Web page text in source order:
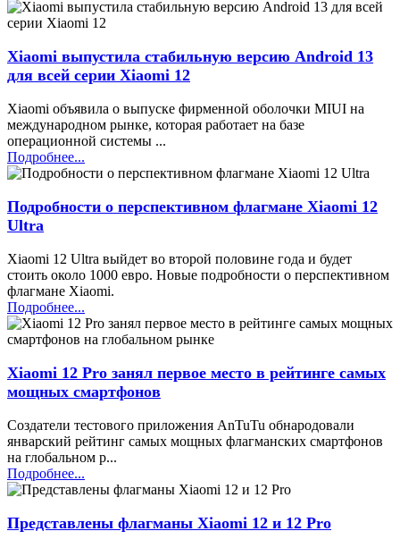
Xiaomi выпустила стабильную версию Android 13
для всей серии Xiaomi 12
Xiaomi объявила о выпуске фирменной оболочки MIUI на
международном рынке, которая работает на базе
операционной системы ...
Подробнее...
Подробности о перспективном флагмане Xiaomi 12
Ultra
Xiaomi 12 Ultra выйдет во второй половине года и будет
стоить около 1000 евро. Новые подробности о перспективном
флагмане Xiaomi.
Подробнее...
Xiaomi 12 Pro занял первое место в рейтинге самых
мощных смартфонов
Создатели тестового приложения AnTuTu обнародовали
январский рейтинг самых мощных флагманских смартфонов
на глобальном р...
Подробнее...
Представлены флагманы Xiaomi 12 и 12 Pro